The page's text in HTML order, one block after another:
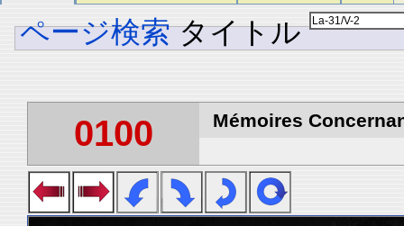
ページ検索 タイトル
0100 Mémoires